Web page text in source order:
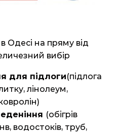
Одесі на пряму від
вибір
для підлоги(підлога
лінолеум,
(обігрів
водостоків, труб,